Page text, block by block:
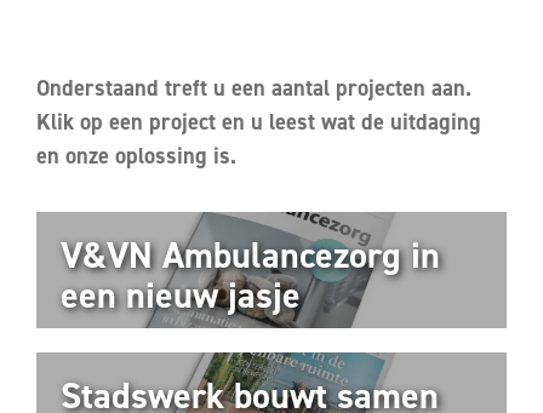
Onderstaand treft u een aantal projecten aan.
Klik op een project en u leest wat de uitdaging
en onze oplossing is.
V&VN Ambulancezorg in
een nieuw jasje
Stadswerk bouwt samen